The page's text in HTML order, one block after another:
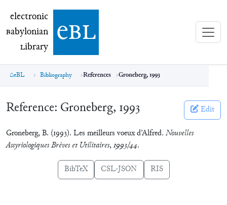
electronic Babylonian Library (eBL)
electronic
Babylonian
Library ebl
eBL Bibliography References Groneberg, 1993
Reference: Groneberg, 1993 Edit
Groneberg, B. (1993). Les meilleurs voeux d’Alfred. Nouvelles
Assyriologiques Brèves et Utilitaires,1993/44.
BibTeX CSL-JSON RIS